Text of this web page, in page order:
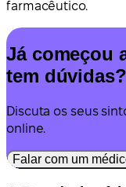
farmacêutico.
Já começou
tem dúvidas?
Discuta os seus
online.
Falar com um